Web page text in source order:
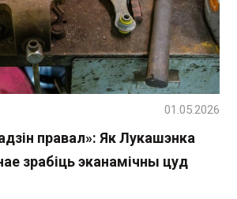
правал»: Як Лукашэнка
зрабіць эканамічны цуд
01.05.2026